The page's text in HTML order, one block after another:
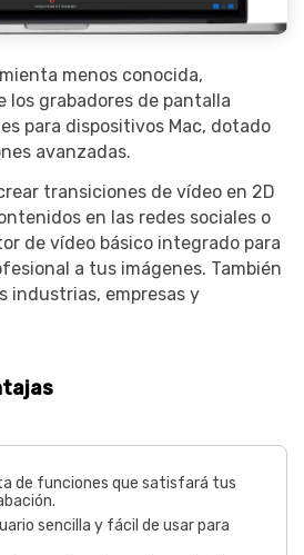
menos conocida,
los grabadores de pantalla
para dispositivos Mac, dotado
avanzadas.
transiciones de vídeo en 2D
en las redes sociales o
de vídeo básico integrado para
a tus imágenes. También
industrias, empresas y
de funciones que satisfará tus
sencilla y fácil de usar para